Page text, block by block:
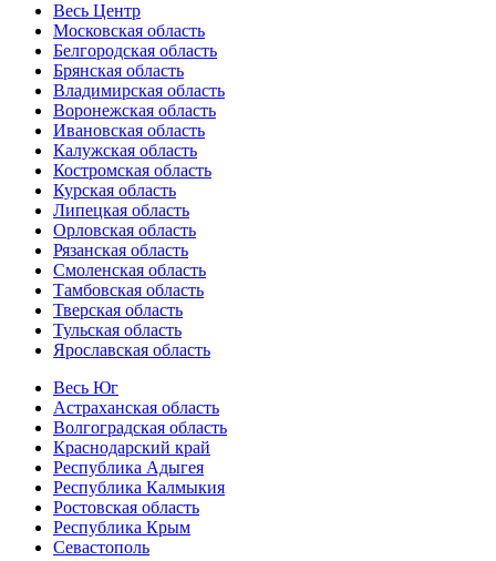
Весь Центр
Московская область
Белгородская область
Брянская область
Владимирская область
Воронежская область
Ивановская область
Калужская область
Костромская область
Курская область
Липецкая область
Орловская область
Рязанская область
Смоленская область
Тамбовская область
Тверская область
Тульская область
Ярославская область
Весь Юг
Астраханская область
Волгоградская область
Краснодарский край
Республика Адыгея
Республика Калмыкия
Ростовская область
Республика Крым
Севастополь